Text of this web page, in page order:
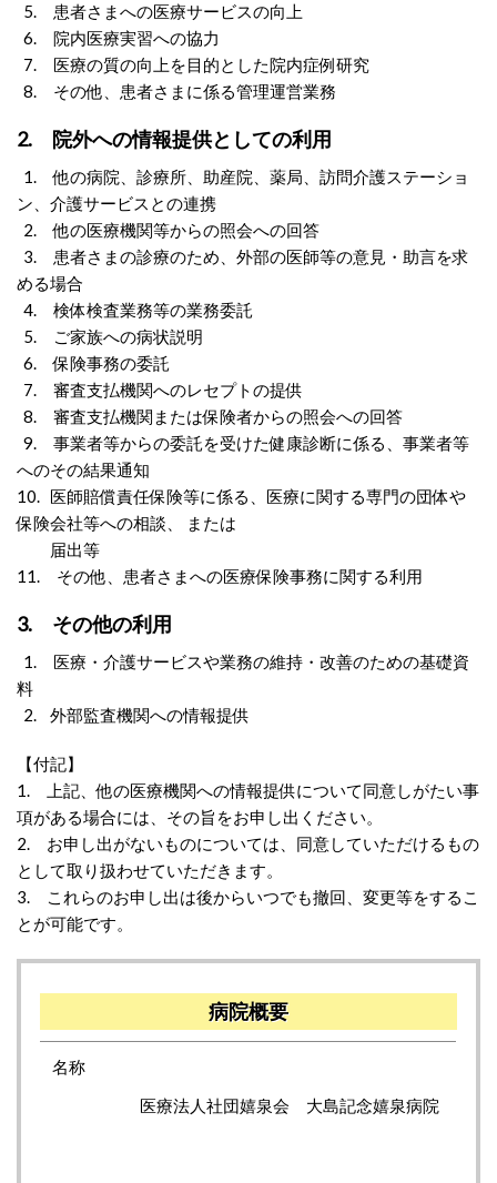
5. 患者さまへの医療サービスの向上
6. 院内医療実習への協力
7. 医療の質の向上を目的とした院内症例研究
8. その他、患者さまに係る管理運営業務
2. 院外への情報提供としての利用
1. 他の病院、診療所、助産院、薬局、訪問介護ステーショ
ン、介護サービスとの連携
2. 他の医療機関等からの照会への回答
3. 患者さまの診療のため、外部の医師等の意見・助言を求
める場合
4. 検体検査業務等の業務委託
5. ご家族への病状説明
6. 保険事務の委託
7. 審査支払機関へのレセプトの提供
8. 審査支払機関または保険者からの照会への回答
9. 事業者等からの委託を受けた健康診断に係る、事業者等
へのその結果通知
10. 医師賠償責任保険等に係る、医療に関する専門の団体や
保険会社等への相談、 または
届出等
11. その他、患者さまへの医療保険事務に関する利用
3. その他の利用
1. 医療・介護サービスや業務の維持・改善のための基礎資
料
2. 外部監査機関への情報提供
【付記】
1. 上記、他の医療機関への情報提供について同意しがたい事
項がある場合には、その旨をお申し出ください。
2. お申し出がないものについては、同意していただけるもの
として取り扱わせていただきます。
3. これらのお申し出は後からいつでも撤回、変更等をするこ
とが可能です。
病院概要
名称
医療法人社団嬉泉会 大島記念嬉泉病院